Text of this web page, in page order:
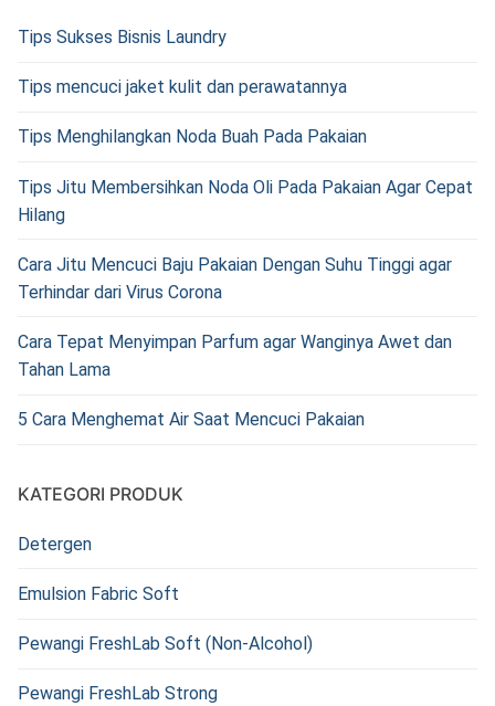
Tips Sukses Bisnis Laundry
Tips mencuci jaket kulit dan perawatannya
Tips Menghilangkan Noda Buah Pada Pakaian
Tips Jitu Membersihkan Noda Oli Pada Pakaian Agar Cepat
Hilang
Cara Jitu Mencuci Baju Pakaian Dengan Suhu Tinggi agar
Terhindar dari Virus Corona
Cara Tepat Menyimpan Parfum agar Wanginya Awet dan
Tahan Lama
5 Cara Menghemat Air Saat Mencuci Pakaian
KATEGORI PRODUK
Detergen
Emulsion Fabric Soft
Pewangi FreshLab Soft (Non-Alcohol)
Pewangi FreshLab Strong